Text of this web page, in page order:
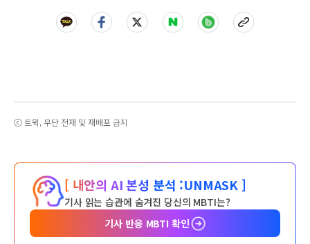
ⓒ 트윅, 무단 전재 및 재배포 금지
[ 내안의 AI 본성 분석 :UNMASK ]
기사 읽는 습관에 숨겨진 당신의 MBTI는?
기사 반응 MBTI 확인